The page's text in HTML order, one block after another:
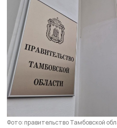
Фото: правительство Тамбовской